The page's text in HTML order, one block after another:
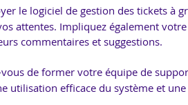
le logiciel de gestion des tickets à
attentes. Impliquez également
commentaires et suggestions.
vous de former votre équipe de
utilisation efficace du système et